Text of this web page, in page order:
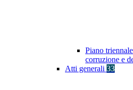
Piano
corruzione e
Atti generali 33